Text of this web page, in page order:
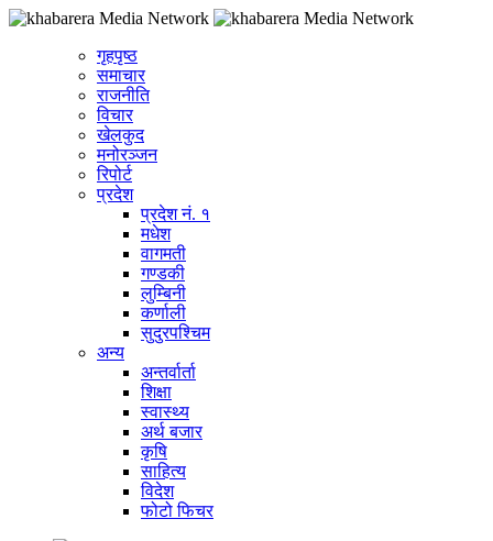
गृहपृष्ठ
समाचार
राजनीति
विचार
खेलकुद
मनोरञ्जन
रिपोर्ट
प्रदेश
प्रदेश नं. १
मधेश
वागमती
गण्डकी
लुम्बिनी
कर्णाली
सुदुरपश्चिम
अन्य
अन्तर्वार्ता
शिक्षा
स्वास्थ्य
अर्थ बजार
कृषि
साहित्य
विदेश
फोटो फिचर